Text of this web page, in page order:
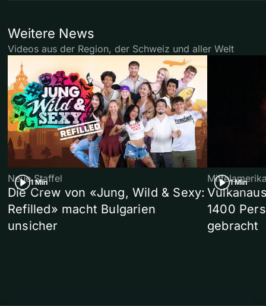
Weitere News
Videos aus der Region, der Schweiz und aller Welt
1 Min
Neue Staffel
Die Crew von «Jung, Wild & Sexy:
Refilled» macht Bulgarien
unsicher
1 Min
1400
gebracht